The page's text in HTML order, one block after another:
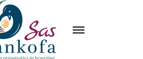
Home
Sas Sankofa